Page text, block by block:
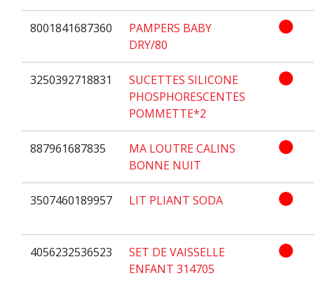
8001841687360
PAMPERS BABY
DRY/80
3250392718831
SUCETTES SILICONE
PHOSPHORESCENTES
POMMETTE*2
887961687835
MA LOUTRE CALINS
BONNE NUIT
3507460189957 LIT PLIANT SODA
4056232536523
SET DE VAISSELLE
ENFANT 314705